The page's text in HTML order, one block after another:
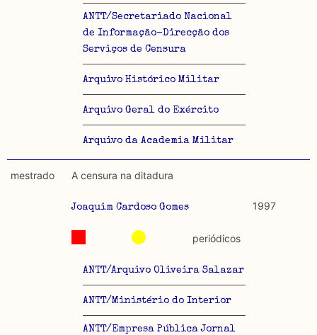
ANTT/Secretariado Nacional
de Informação-Direcção dos
Serviços de Censura
Arquivo Histórico Militar
Arquivo Geral do Exército
Arquivo da Academia Militar
mestrado A censura na ditadura
Joaquim Cardoso Gomes 1997
ANTT/Arquivo Oliveira Salazar
ANTT/Ministério do Interior
ANTT/Empresa Pública Jornal
periódicos